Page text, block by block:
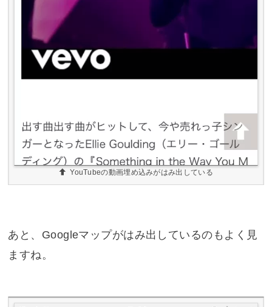
YouTubeの動画埋め込みがはみ出している
あと、Googleマップがはみ出しているのもよく見
ますね。